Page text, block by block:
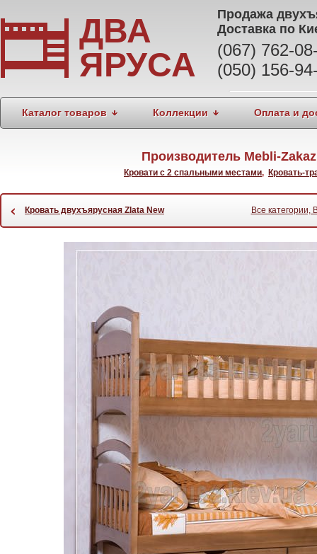
ДВА
ЯРУСА
Продажа
Доставка по
(067) 762-
(050) 156-
Каталог товаров Коллекции Оплата и
Производитель Mebli-
Кровати с 2 спальными местами, Кровать-
‹ Кровать двухъярусная Zlata New Все категории,